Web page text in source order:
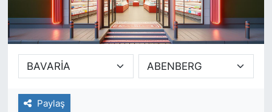
Paylaş
SİYASET
SAĞLIK